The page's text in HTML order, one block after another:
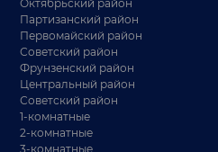
Октябрьский район
Партизанский район
Первомайский район
Советский район
Фрунзенский район
Центральный район
Советский район
1-комнатные
2-комнатные
3-комнатные